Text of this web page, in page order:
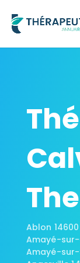
Ablon 14600
Amayé-sur-
Amayé-sur-